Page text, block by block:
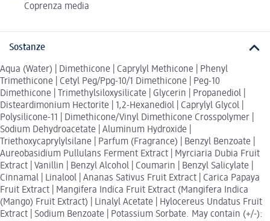
Coprenza media
Sostanze
Aqua (Water) | Dimethicone | Caprylyl Methicone | Phenyl
Trimethicone | Cetyl Peg/Ppg-10/1 Dimethicone | Peg-10
Dimethicone | Trimethylsiloxysilicate | Glycerin | Propanediol |
Disteardimonium Hectorite | 1,2-Hexanediol | Caprylyl Glycol |
Polysilicone-11 | Dimethicone/Vinyl Dimethicone Crosspolymer |
Sodium Dehydroacetate | Aluminum Hydroxide |
Triethoxycaprylylsilane | Parfum (Fragrance) | Benzyl Benzoate |
Aureobasidium Pullulans Ferment Extract | Myrciaria Dubia Fruit
Extract | Vanillin | Benzyl Alcohol | Coumarin | Benzyl Salicylate |
Cinnamal | Linalool | Ananas Sativus Fruit Extract | Carica Papaya
Fruit Extract | Mangifera Indica Fruit Extract (Mangifera Indica
(Mango) Fruit Extract) | Linalyl Acetate | Hylocereus Undatus Fruit
Extract | Sodium Benzoate | Potassium Sorbate. May contain (+/-):